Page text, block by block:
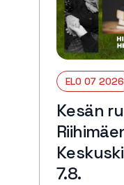
ELO 07 2026
Kesän
7.8.